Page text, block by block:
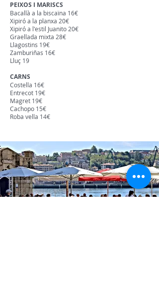
PEIXOS I MARISCS
Bacallà a la biscaïna 16€
Xipiró a la planxa 20€
Xipiró a l'estil Juanito 20€
Graellada mixta 28€
Llagostins 19€
Zamburiñas 16€
Lluç 19
CARNS
Costella 16€
Entrecot 19€
Magret 19€
Cachopo 15€
Roba vella 14€